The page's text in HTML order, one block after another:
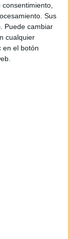
Sus
Puede cambiar
cualquier
en el botón